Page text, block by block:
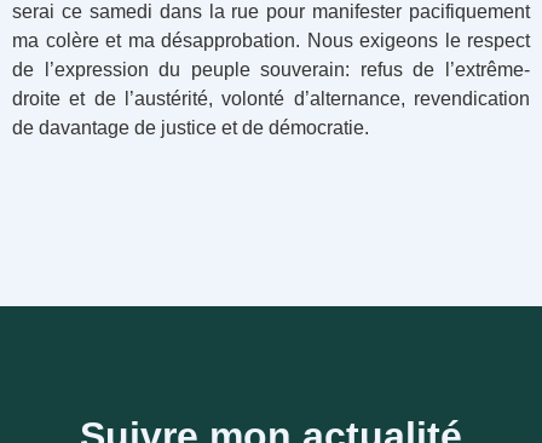
serai ce samedi dans la rue pour manifester pacifiquement
ma colère et ma désapprobation. Nous exigeons le respect
de l’expression du peuple souverain: refus de l’extrême-
droite et de l’austérité, volonté d’alternance, revendication
de davantage de justice et de démocratie.